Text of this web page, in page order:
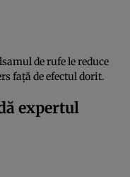
de rufe le reduce
față de efectul dorit.
expertul